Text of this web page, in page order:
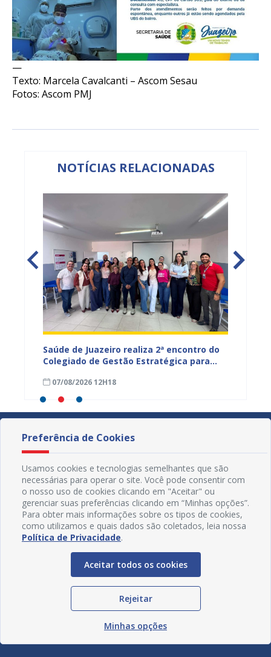
—
Texto: Marcela Cavalcanti – Ascom Sesau
Fotos: Ascom PMJ
NOTÍCIAS RELACIONADAS
Saúde de Juazeiro realiza 2ª encontro do
Colegiado de Gestão Estratégica para
monitoramento do SUS
07/08/2026 12H18
Redes Sociais
Preferência de Cookies
Usamos cookies e tecnologias semelhantes que são
necessárias para operar o site. Você pode consentir com
o nosso uso de cookies clicando em "Aceitar" ou
gerenciar suas preferências clicando em “Minhas opções”.
Para obter mais informações sobre os tipos de cookies,
como utilizamos e quais dados são coletados, leia nossa
Política de Privacidade.
Aceitar todos os cookies
Rejeitar
Minhas opções